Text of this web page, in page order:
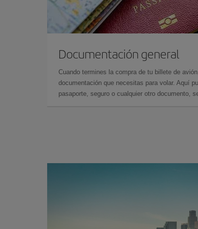
Documentación general
Cuando termines la compra de tu billete de
documentación que necesitas para volar. Aquí
pasaporte, seguro o cualquier otro documento,